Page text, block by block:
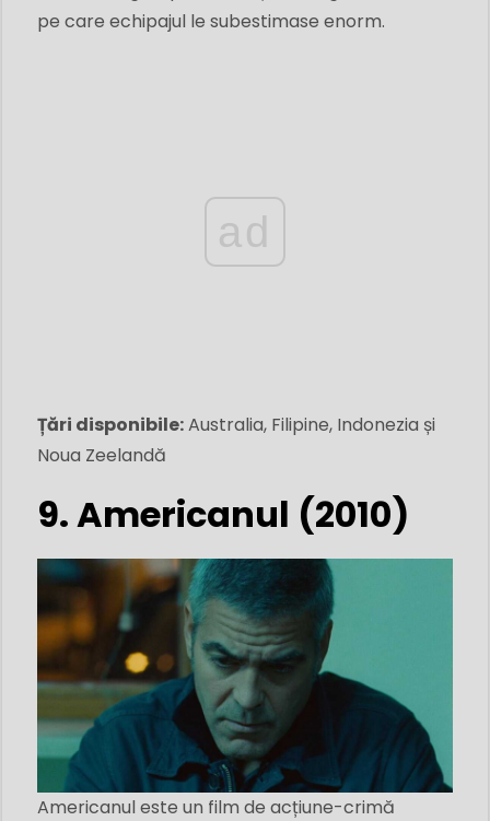
pe care echipajul le subestimase enorm.
ad
Țări disponibile:Australia, Filipine, Indonezia și
Noua Zeelandă
9. Americanul (2010)
Americanul este un film de acțiune-crimă